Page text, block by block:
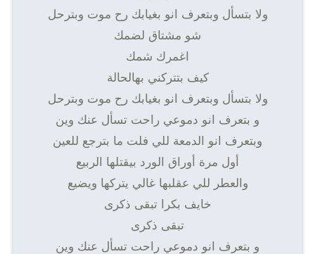
ولا بتسأل وبتعرف انو بغيابك رح موت وبترحل
شو مشتاق لضمك
اغمرك شمك
كيف بتتركني بهالحالة
ولا بتسأل وبتعرف انو بغيابك رح موت وبترحل
و بتعرف انو دموعي راحت تسأل عنك وين
وبتعرف انو الدمعة للي فلت ما بترجع للعين
أول مرة أوراق الورد بيقتلها الربيع
والعطر للي عقلبها غالي يتركها ويضيع
خايف بكرا تبقى ذكرى
تبقى ذكرى
و بتعرف انو دموعي راحت تسأل عنك وين